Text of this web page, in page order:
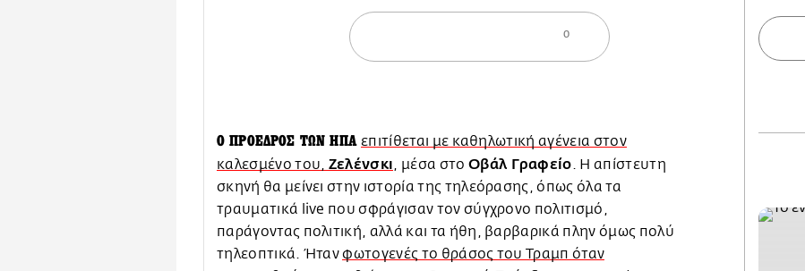
0
Ο ΠΡΟΕΔΡΟΣ ΤΩΝ ΗΠΑεπιτίθεται με καθηλωτική αγένεια στον
καλεσμένο του, Ζελένσκι, μέσα στο Οβάλ Γραφείο. Η απίστευτη
σκηνή θα μείνει στην ιστορία της τηλεόρασης, όπως όλα τα
τραυματικά live που σφράγισαν τον σύγχρονο πολιτισμό,
παράγοντας πολιτική, αλλά και τα ήθη, βαρβαρικά πλην όμως πολύ
τηλεοπτικά. Ήτανφωτογενές το θράσος του Τραμπ όταν